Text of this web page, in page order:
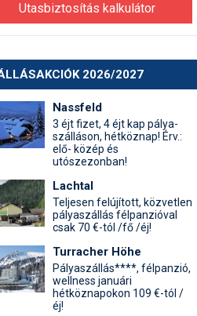
Utasbiztosítás kalkulátor
2026/2027
Nassfeld
3 éjt fizet, 4 éjt kap pálya-
szálláson, hétköznap! Érv.:
elő- közép és
utószezonban!
Lachtal
Teljesen felújított, közvetlen
pályaszállás félpanzióval
csak 70 €-tól /fő /éj!
Turracher Höhe
Pályaszállás****, félpanzió,
wellness januári
hétköznapokon 109 €-tól /
éj!